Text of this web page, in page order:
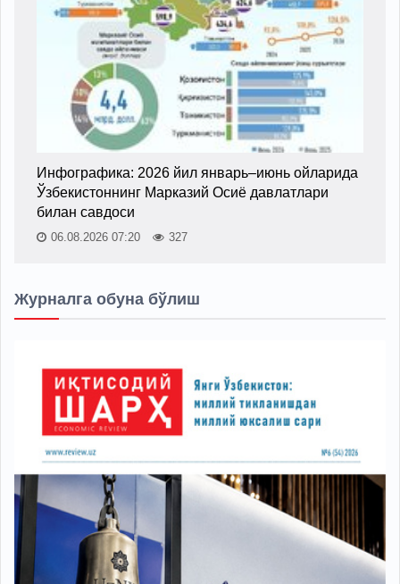
Инфографика: 2026 йил январь–июнь ойларида
Ўзбекистоннинг Марказий Осиё давлатлари
билан савдоси
06.08.2026 07:20 327
Журналга обуна бўлиш